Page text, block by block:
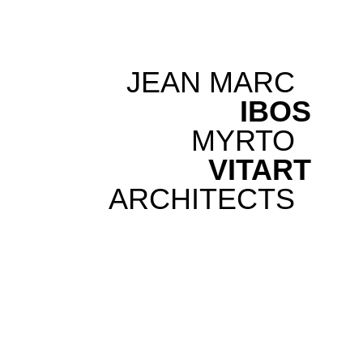
JEAN MARC
IBOS
MYRTO
VITART
ARCHITECTS